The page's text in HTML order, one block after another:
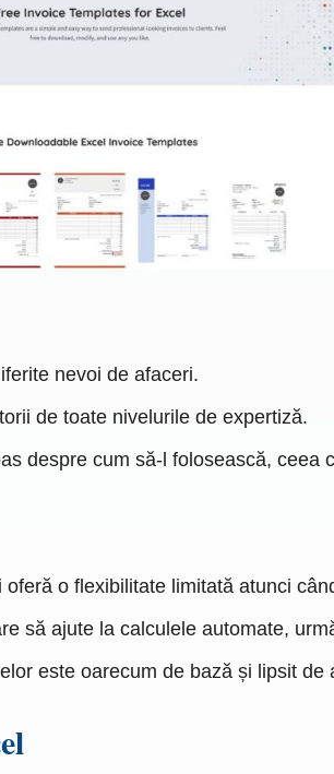
nevoi de afaceri.
de toate nivelurile de expertiză.
despre cum să-l folosească, ceea
o flexibilitate limitată atunci
să ajute la calculele automate,
este oarecum de bază și lipsit de